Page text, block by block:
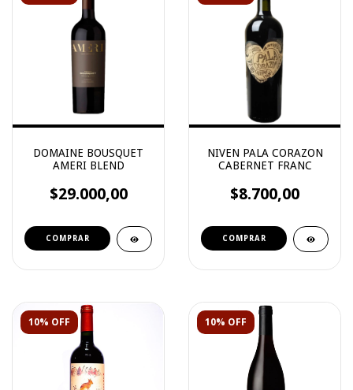
DOMAINE BOUSQUET
AMERI BLEND
$29.000,00
NIVEN PALA CORAZON
CABERNET FRANC
$8.700,00
10% OFF 10% OFF